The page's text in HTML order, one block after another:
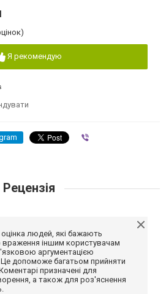
Я рекомендую
Рецензія
оцінка людей, які бажають
враження іншим користувачам
аргументацією
Це допоможе багатьом прийняти
призначені для
а також для роз'яснення